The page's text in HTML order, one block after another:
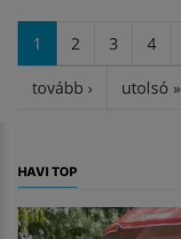
Oldalak
1 2 3 4
tovább › utolsó »
HAVI TOP